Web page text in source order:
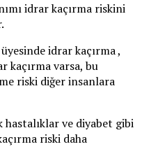
idrar kaçırma riskini
idrar kaçırma ,
kaçırma varsa, bu
riski diğer insanlara
ve diyabet gibi
riski daha